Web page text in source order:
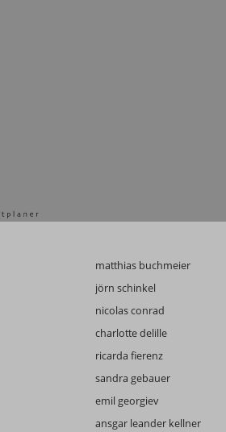
lutz schleich †
matthias buchmeier
jörn schinkel
nicolas conrad
charlotte delille
ricarda fierenz
sandra gebauer
emil georgiev
ansgar leander kellner